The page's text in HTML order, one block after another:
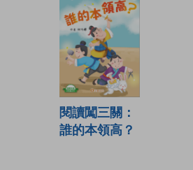
閱讀闖三關：
誰的本領高？